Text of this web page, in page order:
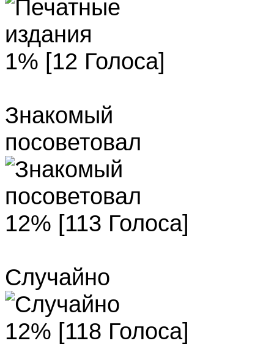
1% [12 Голоса]
Знакомый
посоветовал
12% [113 Голоса]
Случайно
12% [118 Голоса]